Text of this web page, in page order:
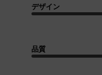
デザイン
品質